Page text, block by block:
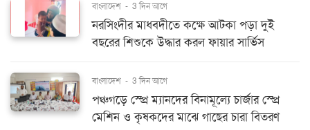
বাংলাদেশ - 3 দিন আগে
নরসিংদীর মাধবদীতে কক্ষে আটকা পড়া দুই
বছরের শিশুকে উদ্ধার করল ফায়ার সার্ভিস
বাংলাদেশ - 3 দিন আগে
পঞ্চগড়ে স্প্রে ম্যানদের বিনামূল্যে চার্জার স্প্রে
মেশিন ও কৃষকদের মাঝে গাছের চারা বিতরণ